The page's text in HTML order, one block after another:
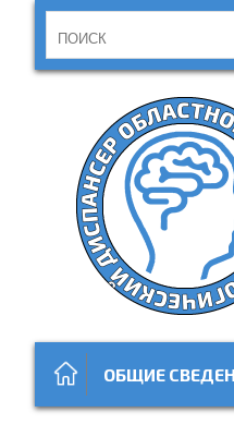
ОБЩИЕ